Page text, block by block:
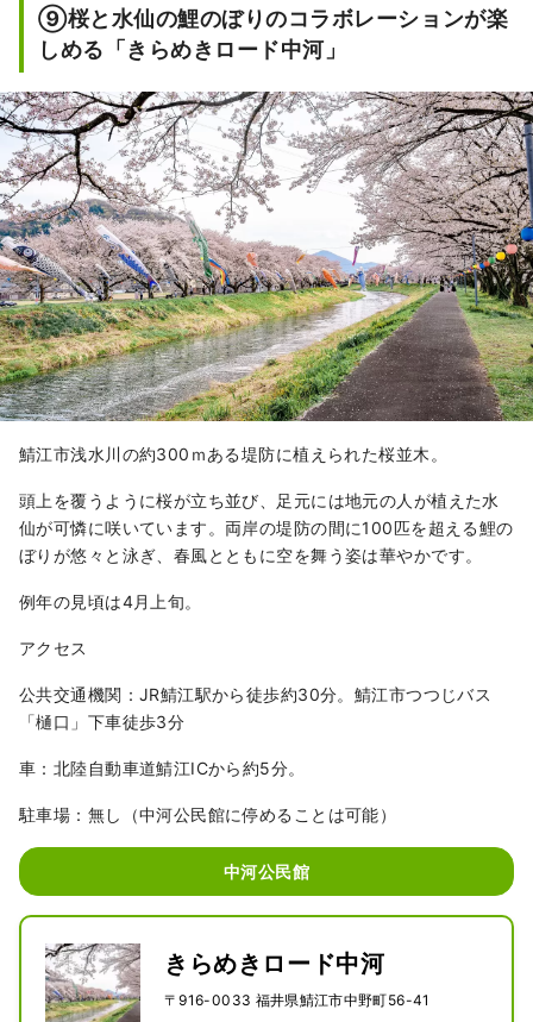
⑨桜と水仙の鯉のぼりのコラボレーションが楽
しめる「きらめきロード中河」
鯖江市浅水川の約300ｍある堤防に植えられた桜並木。
頭上を覆うように桜が立ち並び、足元には地元の人が植えた水
仙が可憐に咲いています。両岸の堤防の間に100匹を超える鯉の
ぼりが悠々と泳ぎ、春風とともに空を舞う姿は華やかです。
例年の見頃は4月上旬。
アクセス
公共交通機関：JR鯖江駅から徒歩約30分。鯖江市つつじバス
「樋口」下車徒歩3分
車：北陸自動車道鯖江ICから約5分。
駐車場：無し（中河公民館に停めることは可能）
中河公民館
きらめきロード中河
〒916-0033 福井県鯖江市中野町56-41